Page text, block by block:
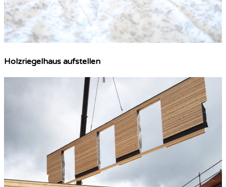
Holzriegelhaus aufstellen